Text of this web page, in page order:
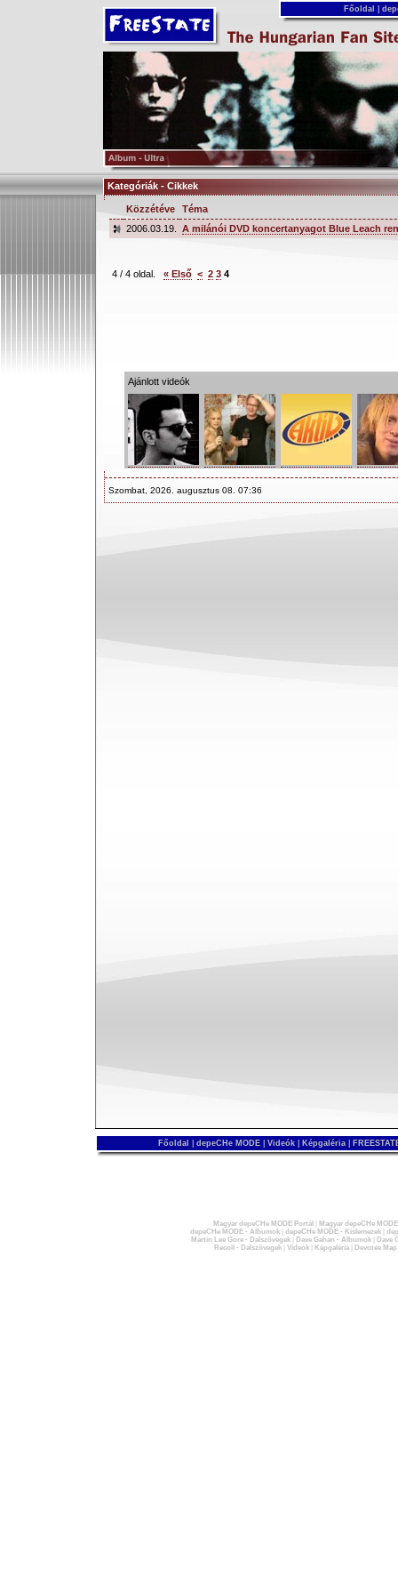
Főoldal
Kategóriák - Cikkek
Közzétéve
Téma
2006.03.19.
A milánói DVD koncertanyagot Blue Leach
4 / 4 oldal. « Első < 2 3 4
Ajánlott videók
Szombat, 2026. augusztus 08. 07:36
Főoldal depeCHe MODE Videók Képgaléria
Magyar depeCHe MODE Portál
Magyar depeCHe
depeCHe MODE - Albumok| depeCHe MODE - Kislemezek|
Martin Lee Gore - Dalszövegek| Dave Gahan - Albumok|
Dave
Recoil - Dalszövegek| Videók| Képgaléria| Devotee Map